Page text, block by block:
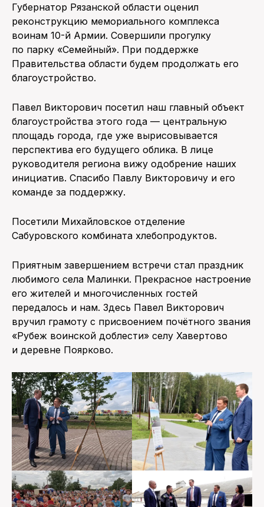
Губернатор Рязанской области оценил
реконструкцию мемориального комплекса
воинам 10-й Армии. Совершили прогулку
по парку «Семейный». При поддержке
Правительства области будем продолжать его
благоустройство.
Павел Викторович посетил наш главный объект
благоустройства этого года — центральную
площадь города, где уже вырисовывается
перспектива его будущего облика. В лице
руководителя региона вижу одобрение наших
инициатив. Спасибо Павлу Викторовичу и его
команде за поддержку.
Посетили Михайловское отделение
Сабуровского комбината хлебопродуктов.
Приятным завершением встречи стал праздник
любимого села Малинки. Прекрасное настроение
его жителей и многочисленных гостей
передалось и нам. Здесь Павел Викторович
вручил грамоту с присвоением почётного звания
«Рубеж воинской доблести» селу Хавертово
и деревне Поярково.